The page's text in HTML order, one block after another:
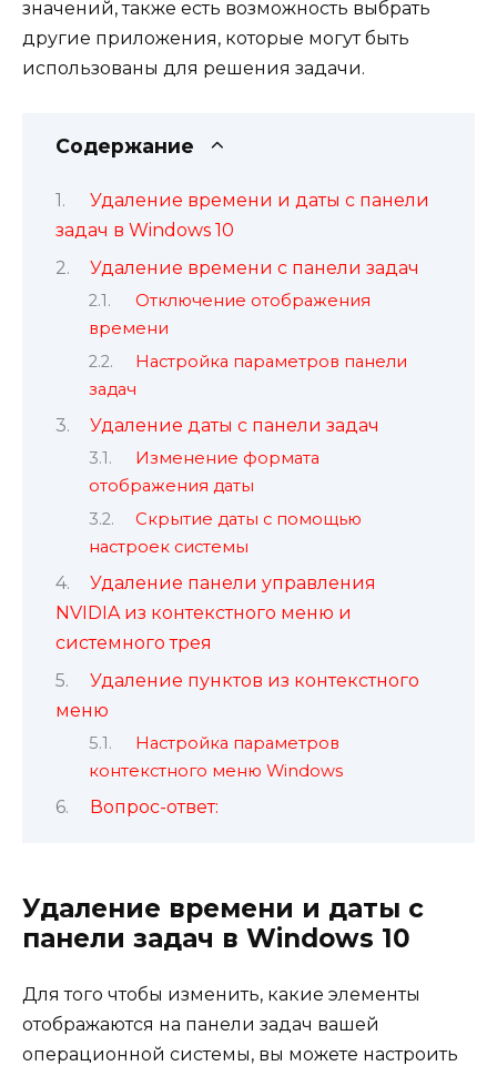
значений, также есть возможность выбрать
другие приложения, которые могут быть
использованы для решения задачи.
Содержание
Удаление времени и даты с панели
задач в Windows 10
Удаление времени с панели задач
Отключение отображения
времени
Настройка параметров панели
задач
Удаление даты с панели задач
Изменение формата
отображения даты
Скрытие даты с помощью
настроек системы
Удаление панели управления
NVIDIA из контекстного меню и
системного трея
Удаление пунктов из контекстного
меню
Настройка параметров
контекстного меню Windows
Вопрос-ответ:
Удаление времени и даты с
панели задач в Windows 10
Для того чтобы изменить, какие элементы
отображаются на панели задач вашей
операционной системы, вы можете настроить